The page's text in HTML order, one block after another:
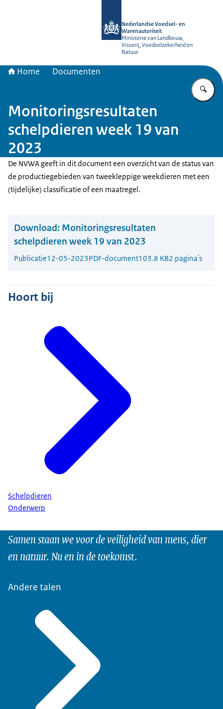
Nederlandse Voedsel- en
Warenautoriteit
Ministerie van Landbouw,
Visserij, Voedselzekerheid en
Natuur
Home Documenten
Monitoringsresultaten
schelpdieren week 19 van
2023
De NVWA geeft in dit document een overzicht van de status van
de productiegebieden van tweekleppige weekdieren met een
(tijdelijke) classificatie of een maatregel.
Download: Monitoringsresultaten
schelpdieren week 19 van 2023
Publicatie12-05-2023PDF-document103.8 KB2 pagina's
Hoort bij
Schelpdieren
Onderwerp
Samen staan we voor de veiligheid van mens, dier
en natuur. Nu en in de toekomst.
Andere talen